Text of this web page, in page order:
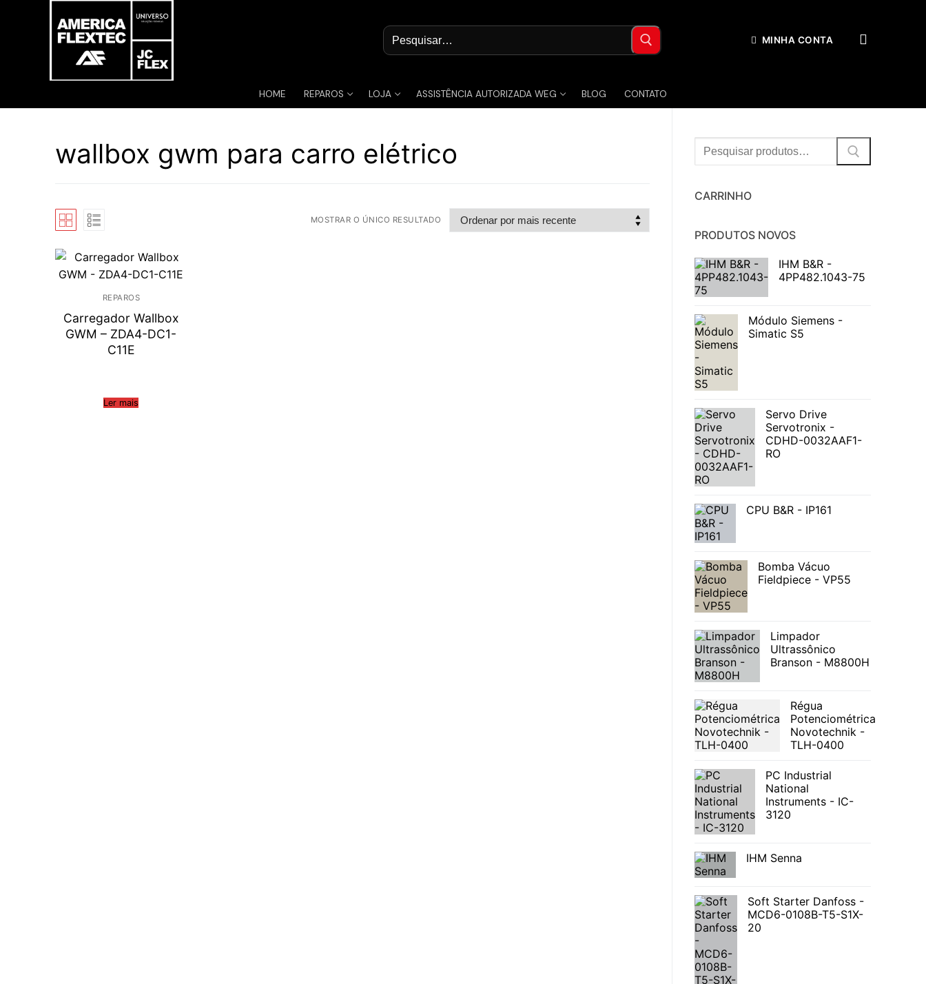
Pesquisar
por:
MINHA CONTA
HOME REPAROS LOJA ASSISTÊNCIA AUTORIZADA WEG BLOG CONTATO
wallbox gwm para carro elétrico
MOSTRAR O ÚNICO RESULTADO
REPAROS
Carregador Wallbox
GWM – ZDA4-DC1-
C11E
Ler mais
Procurar:
CARRINHO
PRODUTOS NOVOS
IHM B&R -
4PP482.1043-75
Módulo Siemens -
Simatic S5
Servo Drive
Servotronix -
CDHD-0032AAF1-
RO
CPU B&R - IP161
Bomba Vácuo
Fieldpiece - VP55
Limpador
Ultrassônico
Branson - M8800H
Régua
Potenciométrica
Novotechnik -
TLH-0400
PC Industrial
National
Instruments - IC-
3120
IHM Senna
Soft Starter Danfoss -
MCD6-0108B-T5-S1X-
20